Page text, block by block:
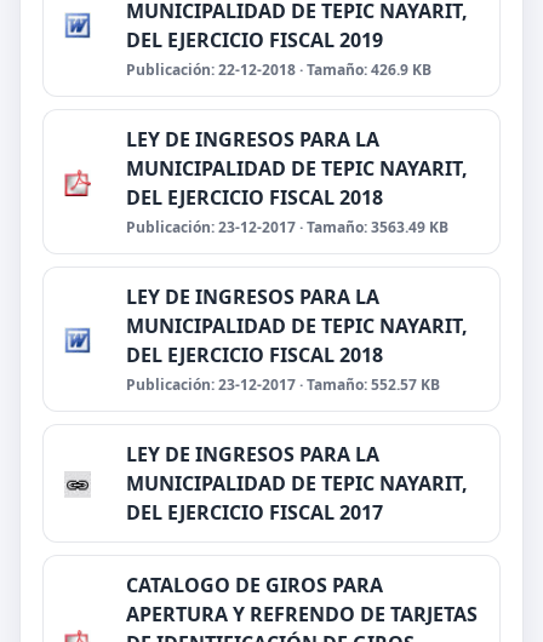
MUNICIPALIDAD DE TEPIC NAYARIT,
DEL EJERCICIO FISCAL 2019
Publicación: 22-12-2018 · Tamaño: 426.9 KB
LEY DE INGRESOS PARA LA
MUNICIPALIDAD DE TEPIC NAYARIT,
DEL EJERCICIO FISCAL 2018
Publicación: 23-12-2017 · Tamaño: 3563.49 KB
LEY DE INGRESOS PARA LA
MUNICIPALIDAD DE TEPIC NAYARIT,
DEL EJERCICIO FISCAL 2018
Publicación: 23-12-2017 · Tamaño: 552.57 KB
LEY DE INGRESOS PARA LA
MUNICIPALIDAD DE TEPIC NAYARIT,
DEL EJERCICIO FISCAL 2017
CATALOGO DE GIROS PARA
APERTURA Y REFRENDO DE TARJETAS